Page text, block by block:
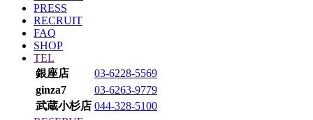
PRESS
RECRUIT
FAQ
SHOP
TEL
銀座店
03-6228-5569
ginza7
03-6263-9779
武蔵小杉店 044-328-5100